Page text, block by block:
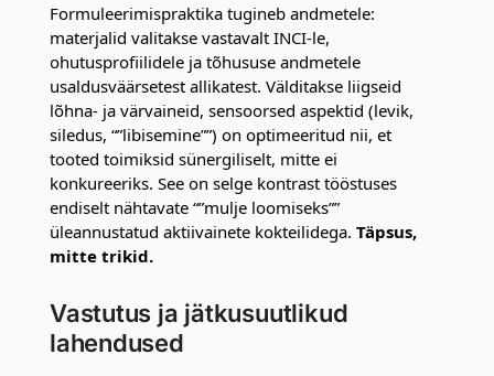
Formuleerimispraktika tugineb andmetele:
materjalid valitakse vastavalt INCI-le,
ohutusprofiilidele ja tõhususe andmetele
usaldusväärsetest allikatest. Välditakse liigseid
lõhna- ja värvaineid, sensoorsed aspektid (levik,
siledus, “”libisemine””) on optimeeritud nii, et
tooted toimiksid sünergiliselt, mitte ei
konkureeriks. See on selge kontrast tööstuses
endiselt nähtavate “”mulje loomiseks””
üleannustatud aktiivainete kokteilidega. Täpsus,
mitte trikid.
Vastutus ja jätkusuutlikud
lahendused